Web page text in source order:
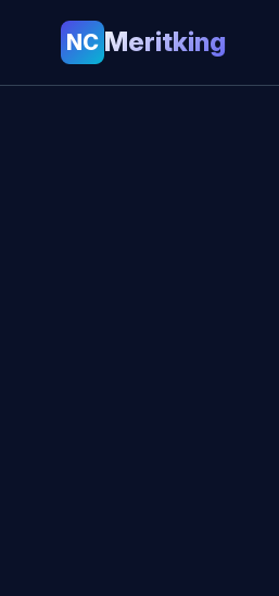
NC Meritking